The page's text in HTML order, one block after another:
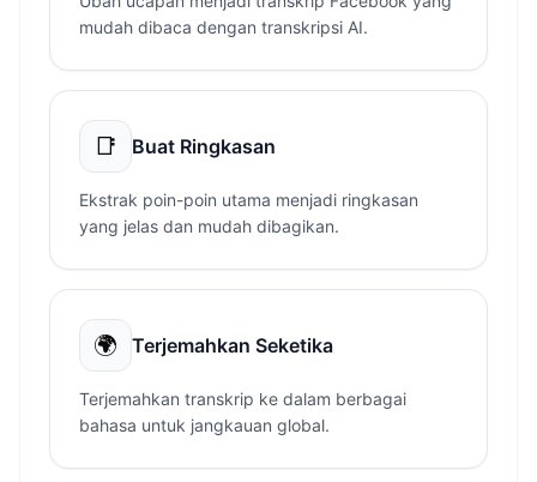
mudah dibaca dengan transkripsi AI.
📑 Buat Ringkasan
Ekstrak poin-poin utama menjadi ringkasan
yang jelas dan mudah dibagikan.
🌍 Terjemahkan Seketika
Terjemahkan transkrip ke dalam berbagai
bahasa untuk jangkauan global.